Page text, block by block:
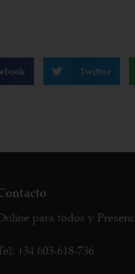
Twitter
para todos y
+34 603-618-736